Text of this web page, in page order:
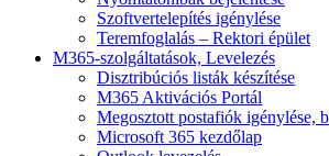
Szoftvertelepítés igénylése
Teremfoglalás – Rektori épület
M365-szolgáltatások, Levelezés
Disztribúciós listák készítése
M365 Aktivációs Portál
Megosztott postafiók igénylése,
Microsoft 365 kezdőlap